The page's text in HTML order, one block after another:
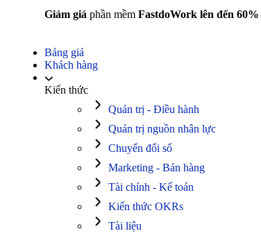
Giảm giá phần mềm FastdoWork lên đến 60%
Bảng giá
Khách hàng
Kiến thức
Quản trị - Điều hành
Quản trị nguồn nhân lực
Chuyển đổi số
Marketing - Bán hàng
Tài chính - Kế toán
Kiến thức OKRs
Tài liệu